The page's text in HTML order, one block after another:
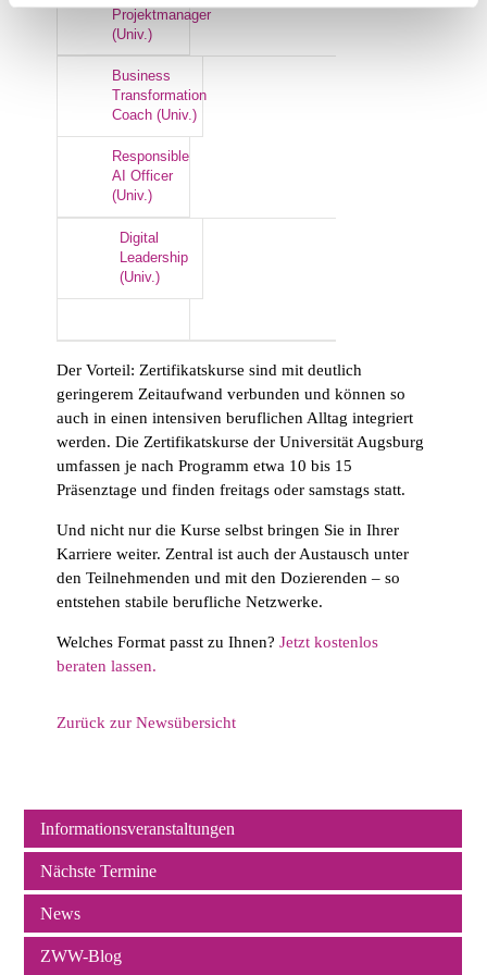
Projektmanager
(Univ.)
Business
Transformation
Coach (Univ.)
Responsible
AI Officer
(Univ.)
Digital
Leadership
(Univ.)
Der Vorteil: Zertifikatskurse sind mit deutlich
geringerem Zeitaufwand verbunden und können so
auch in einen intensiven beruflichen Alltag integriert
werden. Die Zertifikatskurse der Universität Augsburg
umfassen je nach Programm etwa 10 bis 15
Präsenztage und finden freitags oder samstags statt.
Und nicht nur die Kurse selbst bringen Sie in Ihrer
Karriere weiter. Zentral ist auch der Austausch unter
den Teilnehmenden und mit den Dozierenden – so
entstehen stabile berufliche Netzwerke.
Welches Format passt zu Ihnen?Jetzt kostenlos
beraten lassen.
Zurück zur Newsübersicht
Navigation
überspringen
Informationsveranstaltungen
Nächste Termine
News
ZWW-Blog